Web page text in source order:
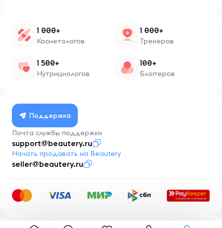
1 000+
Косметологов
1 000+
Тренеров
1 500+
Нутрициологов
100+
Блоггеров
Поддержка
Почта службы поддержки
support@beautery.ru
Начать продавать на Beautery
seller@beautery.ru